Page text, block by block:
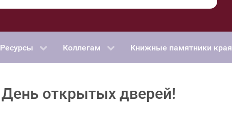
Ресурсы Коллегам Книжные памятники края
открытых дверей!